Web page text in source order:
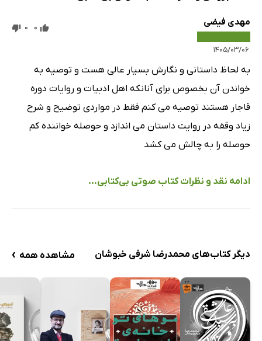
مهدی فیضی
۱۴۰۵/۰۳/۰۶
0
0
به لحاظ داستانی و نگارش بسیار عالی هست و توصیه به
خواندن آن بخصوص برای آنانکه اهل ادبیات و روایات دوره
قاجار هستند توصیه می کنم فقط در مواردی توضیح و شرح
زیاد وقفه در روایت داستان می اندازد و حوصله خواننده کم
حوصله را به چالش می کشد
ادامه نقد و نظرات کتاب صوتی بی‌کتابی...
دیگر کتاب‌های محمدرضا شرفی خبوشان مشاهده همه ›